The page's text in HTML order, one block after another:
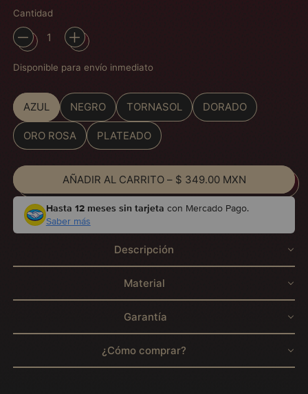
Cantidad
Disponible para envío inmediato
Color
AZUL NEGRO TORNASOL DORADO
ORO ROSA PLATEADO
AÑADIR AL CARRITO– $ 349.00 MXN
Hasta 12 meses sin tarjeta con Mercado Pago.
Saber más
Descripción
Material
Garantía
¿Cómo comprar?